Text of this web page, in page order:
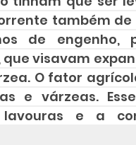
também de
de engenho,
visavam
O fator
e várzeas.
e a